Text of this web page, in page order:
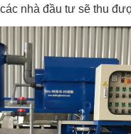
nhà đầu tư sẽ thu